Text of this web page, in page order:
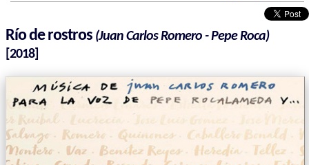
Río de rostros (Juan Carlos Romero - Pepe Roca)
[2018]